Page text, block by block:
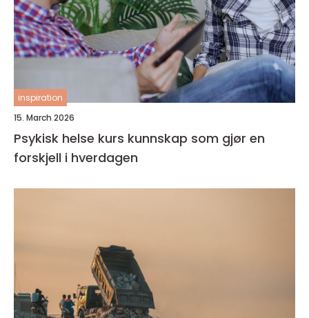
inspiration
15. March 2026
Psykisk helse kurs kunnskap som gjør en
forskjell i hverdagen